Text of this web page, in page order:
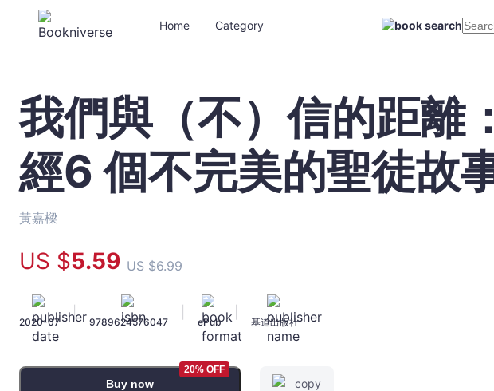
Home Category
我
們
與
（不）
信
的
距
默
想
6
不
我們與（不）信的距離
經6 個不完美的聖徒故
黃嘉樑
US $5.59 US $6.99
2020-07
|
9789624576047 ePub 基道出版社
Buy now
20% OFF
copy